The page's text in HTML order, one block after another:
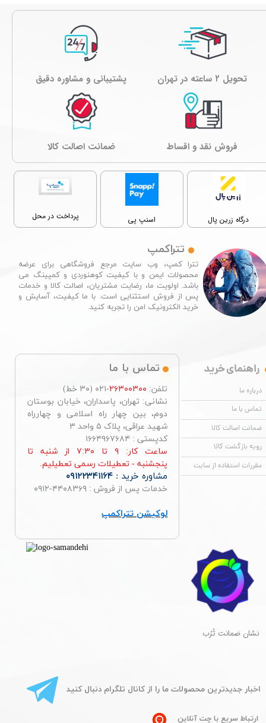
راهنمای خرید
درباره ما
تماس با ما
ضمانت اصالت کالا
رویه بازگشت کالا
مقررات استفاده از سایت
درگاه زرین پال اسنپ پی پرداخت در محل
تترا کمپ، وب سایت مرجع فروشگاهی برای عرضه
محصولات ایمن و با کیفیت کوهنوردی و کمپینگ می
باشد. اولویت ما، رضایت مشتریان، اصالت کالا و خدمات
پس از فروش استثنایی است. با ما کیفیت، آسایش و
خرید الکترونیک امن را تجربه کنید.​​​​​​​
تتراکمپ
​نشان ضمانت تُرُب
تحویل ۲ ساعته در تهران پشتیبانی و مشاوره دقیق
فروش نقد و اقساط ﺿﻤﺎﻧﺖ اصالت کالا
​اخبار جدیدترین محصولات ما را از کانال تلگرام دنبال کنید
ارتباط سریع با چت آنلاین
تماس با ما
تلفن: ۲۶۳۰۰۳۰۰-۰۲۱ (۳۰ خط)
نشانی: تهران، پاسداران، خیابان بوستان
دوم، بین چهار راه اسلامی و چهارراه
شهید عراقی، پلاک ۵ واحد ۳
کدپستی : ۱۶۶۴۹۶۷۶۸۴
ساعت کار: ۹ تا ۷:۳۰ از شنبه تا
پنجشنبه - تعطیلات رسمی تعطیلیم.
مشاوره خرید : ۰۹۱۲۲۳۴۱۱۶۴
خدمات پس از فروش : ۴۴۰۸۳۶۹-۰۹۱۲
لوکیشن تتراکمپ